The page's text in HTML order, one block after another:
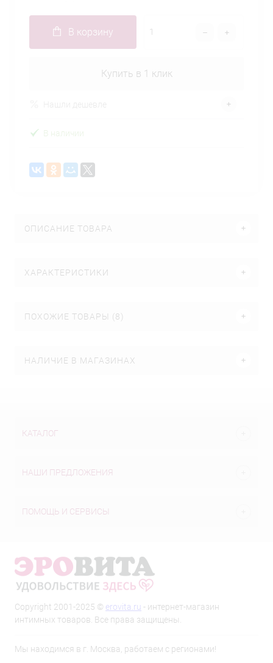
В корзину
Купить в 1 клик
В наличии
ОПИСАНИЕ ТОВАРА
ХАРАКТЕРИСТИКИ
ПОХОЖИЕ ТОВАРЫ (8)
НАЛИЧИЕ В МАГАЗИНАХ
КАТАЛОГ
НАШИ ПРЕДЛОЖЕНИЯ
ПОМОЩЬ И СЕРВИСЫ
Copyright 2001-2025 © erovita.ru - интернет-магазин
интимных товаров. Все права защищены.
Мы находимся в г. Москва, работаем с регионами!